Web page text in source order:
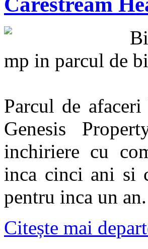
mp in parcul de
Parcul de
Genesis
inchiriere cu
inca cinci ani si
pentru inca un an.
Citește mai